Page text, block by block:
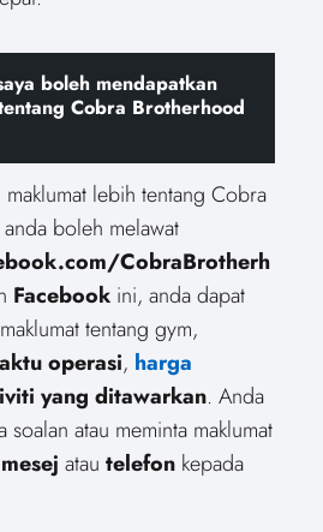
boleh mendapatkan
Cobra Brotherhood
maklumat lebih tentang Cobra
boleh melawat
CobraBrotherh
Facebook ini, anda dapat
tentang gym,
operasi, harga
yang ditawarkan. Anda
atau meminta maklumat
mesej atau telefon kepada